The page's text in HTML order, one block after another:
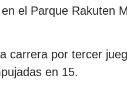
el Parque Rakuten
carrera por tercer
en 15.